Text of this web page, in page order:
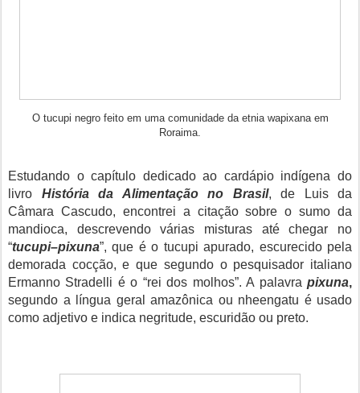
O tucupi negro feito em uma comunidade da etnia wapixana em
Roraima.
Estudando o capítulo dedicado ao cardápio indígena do
livro História da Alimentação no Brasil, de Luis da
Câmara Cascudo, encontrei a citação sobre o sumo da
mandioca, descrevendo várias misturas até chegar no
“tucupi–pixuna”, que é o tucupi apurado, escurecido pela
demorada cocção, e que segundo o pesquisador italiano
Ermanno Stradelli é o “rei dos molhos”. A palavra pixuna,
segundo a língua geral amazônica ou nheengatu é usado
como adjetivo e indica negritude, escuridão ou preto.